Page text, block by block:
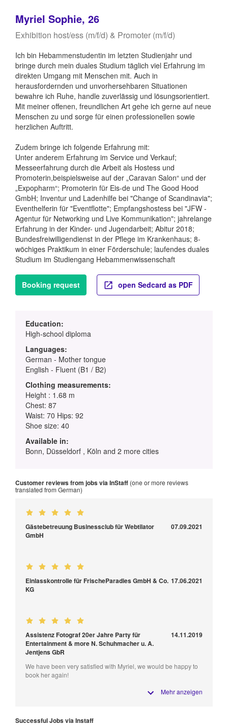
Myriel Sophie, 26
Exhibition host/ess (m/f/d) & Promoter (m/f/d)
Ich bin Hebammenstudentin im letzten Studienjahr und
bringe durch mein duales Studium täglich viel Erfahrung im
direkten Umgang mit Menschen mit. Auch in
herausfordernden und unvorhersehbaren Situationen
bewahre ich Ruhe, handle zuverlässig und lösungsorientiert.
Mit meiner offenen, freundlichen Art gehe ich gerne auf neue
Menschen zu und sorge für einen professionellen sowie
herzlichen Auftritt.
Zudem bringe ich folgende Erfahrung mit:
Unter anderem Erfahrung im Service und Verkauf;
Messeerfahrung durch die Arbeit als Hostess und
Promoterin,beispielsweise auf der „Caravan Salon“ und der
„Expopharm“; Promoterin für Eis-de und The Good Hood
GmbH; Inventur und Ladenhilfe bei "Change of Scandinavia";
Eventhelferin für "Eventflotte"; Empfangshostess bei "JFW -
Agentur für Networking und Live Kommunikation"; jahrelange
Erfahrung in der Kinder- und Jugendarbeit; Abitur 2018;
Bundesfreiwilligendienst in der Pflege im Krankenhaus; 8-
wöchiges Praktikum in einer Förderschule; laufendes duales
Studium im Studiengang Hebammenwissenschaft
Booking request open Sedcard as PDF
Education:
High-school diploma
Languages:
German - Mother tongue
English - Fluent (B1 / B2)
Clothing measurements:
Height : 1.68 m
Chest: 87
Waist: 70 Hips: 92
Shoe size: 40
Available in:
Bonn, Düsseldorf , Köln and 2 more cities
Customer reviews from jobs via InStaff (one or more reviews
translated from German)
Gästebetreuung Businessclub für Webtilator
GmbH
07.09.2021
Einlasskontrolle für FrischeParadies GmbH & Co.
KG
17.06.2021
Assistenz Fotograf 20er Jahre Party für
Entertainment & more N. Schuhmacher u. A.
Jentjens GbR
14.11.2019
We have been very satisfied with Myriel, we would be happy to
book her again!
Mehr anzeigen
Successful Jobs via Instaff